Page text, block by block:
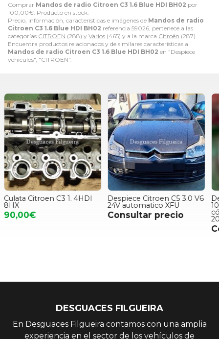
Comprar Mandos de radio Citroen C3 1.6 Blue HDI BH02 por
100,00€ . Producto en stock.
Precio, información, características e imágenes de Mandos de radio
Citroen C3 1.6 Blue HDI BH02 referencia 59026, pertenece a las
categorías CITROEN (288) y Varios (465) y a la marca Citroën (287).
Encuentra productos relacionados y de similares características a
Mandos de radio Citroen C3 1.6 Blue HDI BH02 en "Despiece
vehiculos", "CITROEN".
Despiece Citroen C5 3.0 V6
24V automatico XFU
Consultar precio
Despiece de Citroen C2 1.6,
109 cv, manual pilotado,
código de motor NFU, año
2008.
DESGUACES FILGUEIRA
En Desguaces Filgueira contamos con una amplia
experiencia en el sector de los vehículos de